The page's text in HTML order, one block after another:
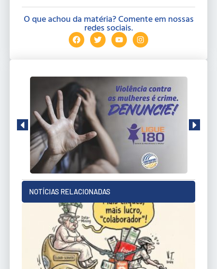
O que achou da matéria? Comente em nossas
redes sociais.
NOTÍCIAS RELACIONADAS